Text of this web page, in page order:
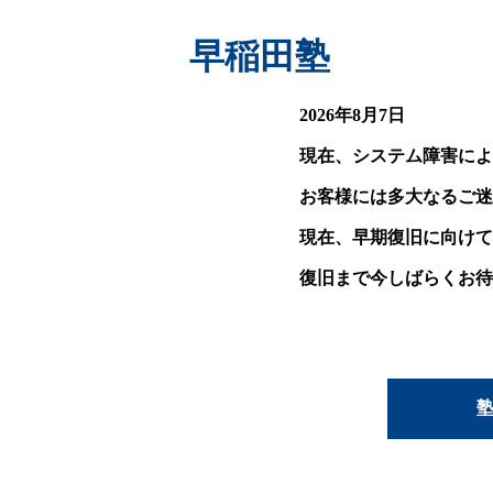
早稲田塾
2026年8月7日
現在、システム障害に
お客様には多大なるご
現在、早期復旧に向け
復旧まで今しばらくお